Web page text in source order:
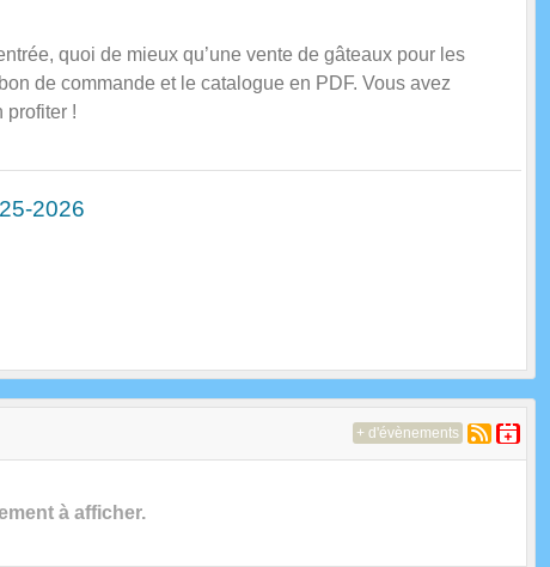
quoi de mieux qu’une vente de gâteaux pour les
de commande et le catalogue en PDF. Vous avez
profiter !
2026
à afficher.
+ d'évènements